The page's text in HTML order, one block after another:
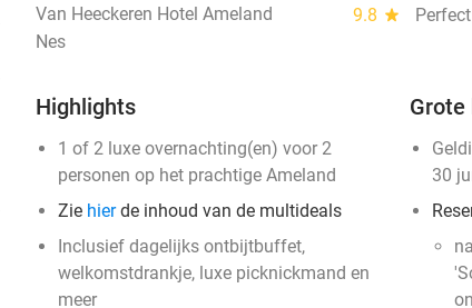
Van Heeckeren Hotel Ameland 9.8 star
Nes
Highlights
1 of 2 luxe overnachting(en) voor 2
personen op het prachtige Ameland
Zie hierde inhoud van de multideals
Inclusief dagelijks ontbijtbuffet,
welkomstdrankje, luxe picknickmand en
meer
30